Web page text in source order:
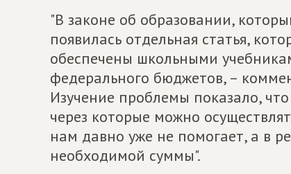
"В законе об образовании,
появилась отдельная статья,
обеспечены школьными
федерального бюджетов, –
Изучение проблемы показало,
через которые можно
нам давно уже не помогает, а в
необходимой суммы".